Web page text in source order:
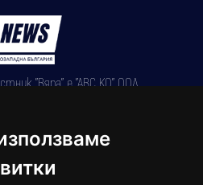
"Вяра" е "АВС КО" ООД,
43